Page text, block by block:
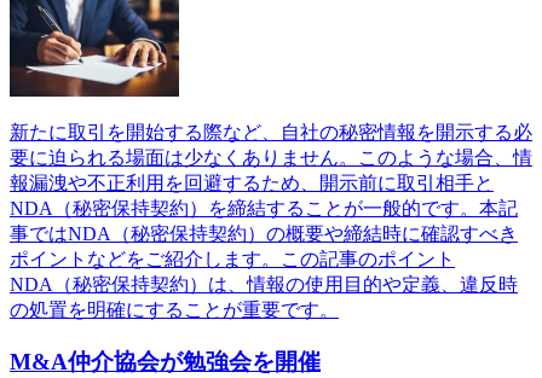
新たに取引を開始する際など、自社の秘密情報を開示する必
要に迫られる場面は少なくありません。このような場合、情
報漏洩や不正利用を回避するため、開示前に取引相手と
NDA（秘密保持契約）を締結することが一般的です。本記
事ではNDA（秘密保持契約）の概要や締結時に確認すべき
ポイントなどをご紹介します。この記事のポイント
NDA（秘密保持契約）は、情報の使用目的や定義、違反時
の処置を明確にすることが重要です。
M&A仲介協会が勉強会を開催